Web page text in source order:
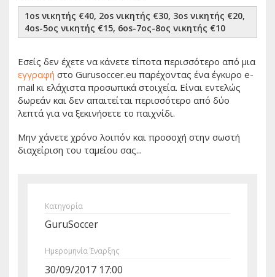
1os νικητής €40, 2os νικητής €30, 3os νικητής €20,
4os-5ος νικητής €15, 6os-7ος-8ος νικητής €10
Εσείς δεν έχετε να κάνετε τίποτα περισσότερο από μια
εγγραφή στο Gurusoccer.eu παρέχοντας ένα έγκυρο e-
mail κι ελάχιστα προσωπικά στοιχεία. Eίναι εντελώς
δωρεάν και δεν απαιτείται περισσότερο από δύο
λεπτά για να ξεκινήσετε το παιχνίδι.
Mην χάνετε χρόνο λοιπόν και προσοχή στην σωστή
διαχείριση του ταμείου σας...
Κατηγορία
GuruSoccer
Ημερομηνία Έναρξης
30/09/2017 17:00